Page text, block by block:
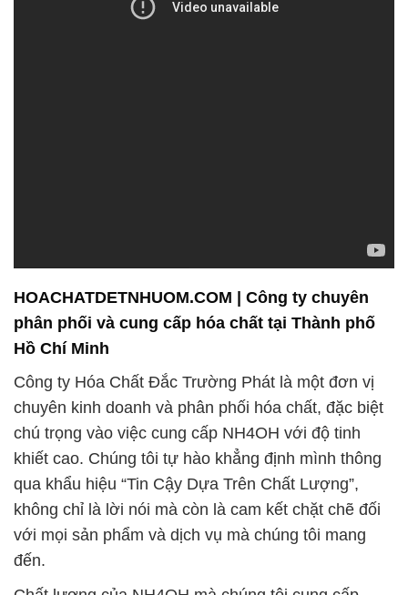
Công ty Hóa Chất Đắc Trường Phát là một đơn vị
chuyên kinh doanh và phân phối hóa chất, đặc biệt
chú trọng vào việc cung cấp NH4OH với độ tinh
khiết cao. Chúng tôi tự hào khẳng định mình thông
qua khẩu hiệu “Tin Cậy Dựa Trên Chất Lượng”,
không chỉ là lời nói mà còn là cam kết chặt chẽ đối
với mọi sản phẩm và dịch vụ mà chúng tôi mang
đến.
Chất lượng của NH4OH mà chúng tôi cung cấp
không chỉ được đảm bảo về độ tinh khiết mà còn về
sự an toàn trong quá trình sản xuất. Sản phẩm của
chúng tôi tuân thủ các tiêu chuẩn an toàn cao nhất,
mang lại hiệu suất đáng tin cậy cho khách hàng.